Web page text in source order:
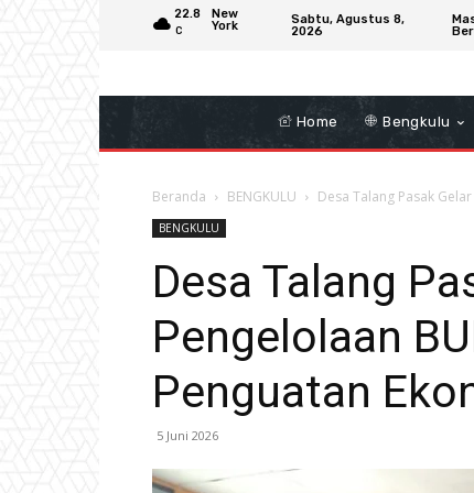
22.8
C
New
York
Sabtu, Agustus 8,
2026
Home Bengkulu
Beranda BENGKULU Desa Talang Pasak
BENGKULU
Desa Talang
Pengelolaan
Penguatan
5 Juni 2026